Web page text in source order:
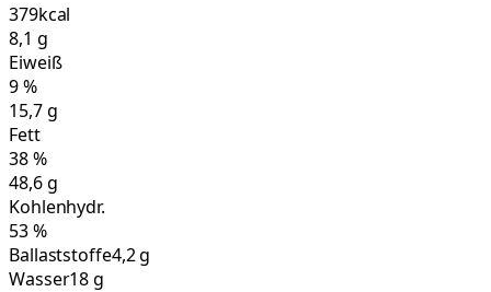
379kcal
8,1 g
Eiweiß
9%
15,7g
Fett
38%
48,6g
Kohlenhydr.
53%
Ballaststoffe4,2 g
Wasser18 g